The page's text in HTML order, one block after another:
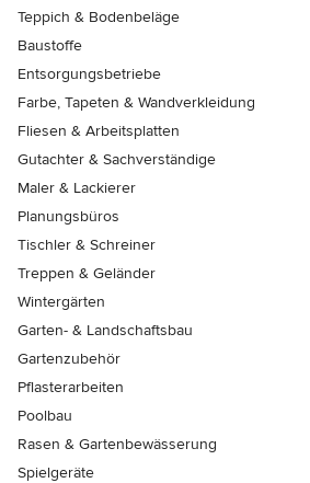
Teppich & Bodenbeläge
Baustoffe
Entsorgungsbetriebe
Farbe, Tapeten & Wandverkleidung
Fliesen & Arbeitsplatten
Gutachter & Sachverständige
Maler & Lackierer
Planungsbüros
Tischler & Schreiner
Treppen & Geländer
Wintergärten
Garten- & Landschaftsbau
Gartenzubehör
Pflasterarbeiten
Poolbau
Rasen & Gartenbewässerung
Spielgeräte